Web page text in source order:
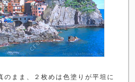
のまま、２枚めは色塗りが平坦に